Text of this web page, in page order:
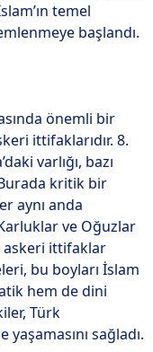
temel
başlandı.
önemli bir
ittifaklarıdır. 8.
varlığı, bazı
Burada kritik bir
aynı anda
ve Oğuzlar
askeri ittifaklar
bu boyları İslam
hem de dini
Türk
sağladı.